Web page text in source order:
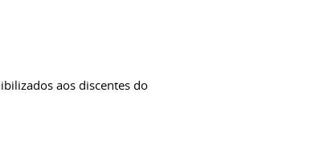
aos discentes do